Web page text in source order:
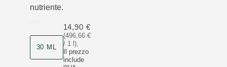
nutriente.
30 ML
(496,66 €
/ 1 l),
Il prezzo
include
14,90 €